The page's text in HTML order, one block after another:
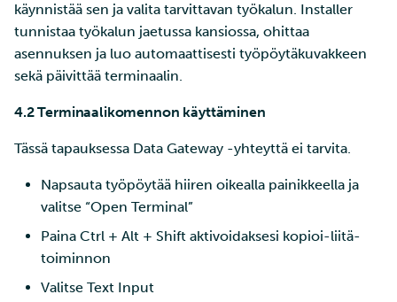
käynnistää sen ja valita tarvittavan työkalun. Installer
tunnistaa työkalun jaetussa kansiossa, ohittaa
asennuksen ja luo automaattisesti työpöytäkuvakkeen
sekä päivittää terminaalin.
4.2 Terminaalikomennon käyttäminen
Tässä tapauksessa Data Gateway -yhteyttä ei tarvita.
Napsauta työpöytää hiiren oikealla painikkeella ja
valitse “Open Terminal”
Paina Ctrl + Alt + Shift aktivoidaksesi kopioi-liitä-
toiminnon
Valitse Text Input